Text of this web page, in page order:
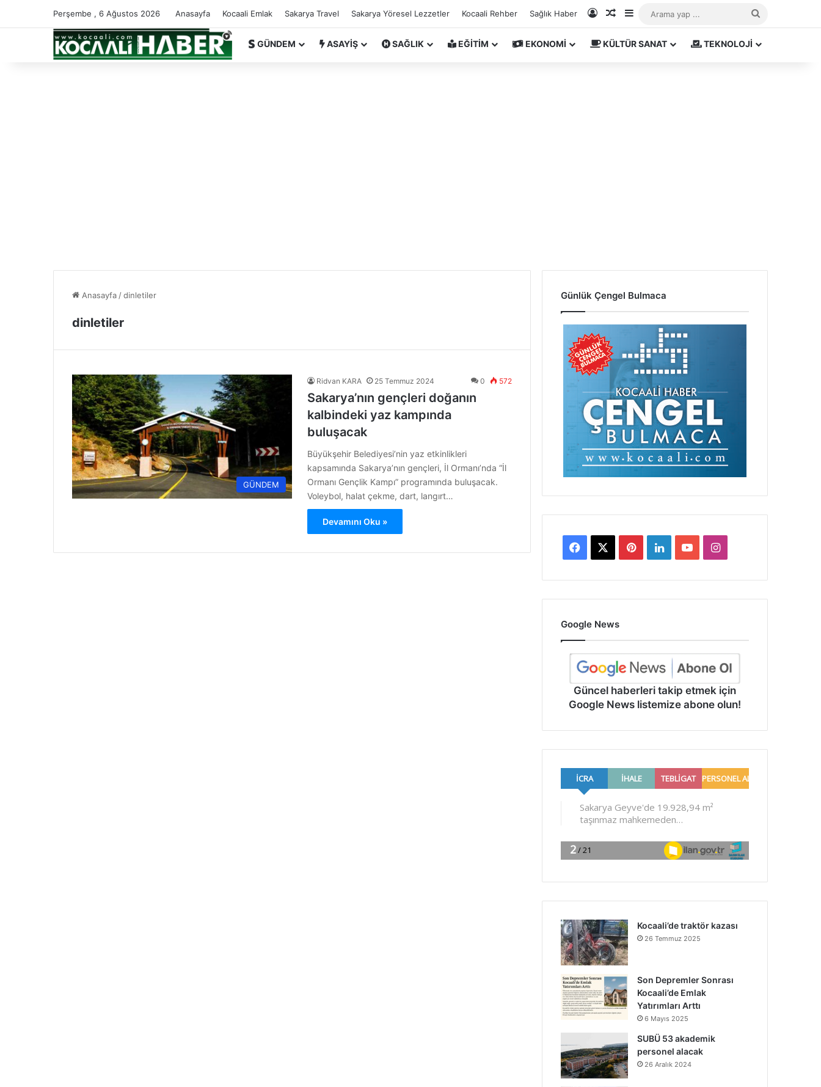
Perşembe , 6 Ağustos 2026 Anasayfa Kocaali Emlak Sakarya Travel Sakarya Yöresel Lezzetler Kocaali Rehber Sağlık Haber Kayıt OlRastgele Makale
Kenar Bölmesi
GÜNDEM ASAYİŞ SAĞLIK EĞİTİM EKONOMİ KÜLTÜR SANAT TEKNOLOJİ
Anasayfa /dinletiler
dinletiler
GÜNDEM
Ridvan KARA 25 Temmuz 2024 0 572
Sakarya’nın gençleri doğanın
kalbindeki yaz kampında
buluşacak
Büyükşehir Belediyesi’nin yaz etkinlikleri
kapsamında Sakarya’nın gençleri, İl Ormanı’nda “İl
Ormanı Gençlik Kampı” programında buluşacak.
Voleybol, halat çekme, dart, langırt…
Devamını Oku »
Günlük Çengel Bulmaca
Facebook PinterestLinkedInYouTubeInstagram
Google News
Güncel haberleri takip etmek için
Google News listemize abone olun!
Kocaali’de traktör kazası
26 Temmuz 2025
Son Depremler Sonrası
Kocaali’de Emlak
Yatırımları Arttı
6 Mayıs 2025
SUBÜ 53 akademik
personel alacak
26 Aralık 2024